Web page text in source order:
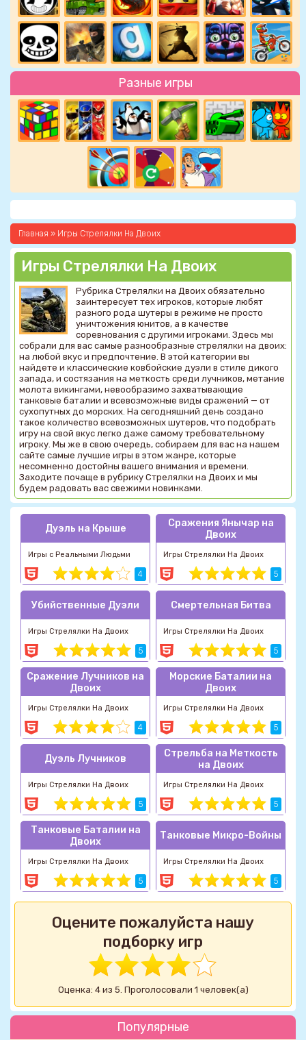
Разные игры
Популярные
Главная » Игры Стрелялки На Двоих
Игры Стрелялки На Двоих
Рубрика Стрелялки на Двоих обязательно
заинтересует тех игроков, которые любят
разного рода шутеры в режиме не просто
уничтожения юнитов, а в качестве
соревнования с другими игроками. Здесь мы
собрали для вас самые разнообразные стрелялки на двоих:
на любой вкус и предпочтение. В этой категории вы
найдете и классические ковбойские дуэли в стиле дикого
запада, и состязания на меткость среди лучников, метание
молота викингами, невообразимо захватывающие
танковые баталии и всевозможные виды сражений — от
сухопутных до морских. На сегодняшний день создано
такое количество всевозможных шутеров, что подобрать
игру на свой вкус легко даже самому требовательному
игроку. Мы же в свою очередь, собираем для вас на нашем
сайте самые лучшие игры в этом жанре, которые
несомненно достойны вашего внимания и времени.
Заходите почаще в рубрику Стрелялки на Двоих и мы
будем радовать вас свежими новинками.
Дуэль на Крыше
Игры с Реальными Людьми
4
Сражения Янычар на
Двоих
Игры Стрелялки На Двоих
5
Убийственные Дуэли
Игры Стрелялки На Двоих
5
Смертельная Битва
Игры Стрелялки На Двоих
5
Сражение Лучников на
Двоих
Игры Стрелялки На Двоих
4
Морские Баталии на
Двоих
Игры Стрелялки На Двоих
5
Дуэль Лучников
Игры Стрелялки На Двоих
5
Стрельба на Меткость
на Двоих
Игры Стрелялки На Двоих
5
Танковые Баталии на
Двоих
Игры Стрелялки На Двоих
5
Танковые Микро-Войны
Игры Стрелялки На Двоих
5
Оцените пожалуйста нашу
подборку игр
Оценка: 4 из 5. Проголосовали 1 человек(а)